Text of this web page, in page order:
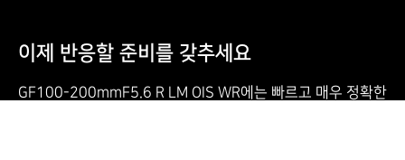
이제 반응할 준비를 갖추세요
GF100-200mmF5.6 R LM OIS WR에는 빠르고 매우 정확한